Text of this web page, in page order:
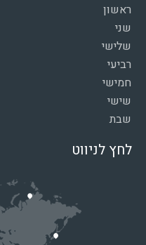
ראשון
שני
שלישי
רביעי
חמישי
שישי
שבת
לחץ לניווט